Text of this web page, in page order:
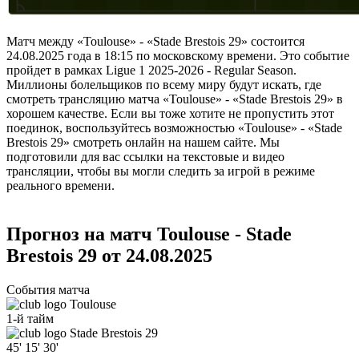
Матч между «Toulouse» - «Stade Brestois 29» состоится
24.08.2025 года в 18:15 по московскому времени. Это событие
пройдет в рамках Ligue 1 2025-2026 - Regular Season.
Миллионы болельщиков по всему миру будут искать, где
смотреть трансляцию матча «Toulouse» - «Stade Brestois 29» в
хорошем качестве. Если вы тоже хотите не пропустить этот
поединок, воспользуйтесь возможностью «Toulouse» - «Stade
Brestois 29» смотреть онлайн на нашем сайте. Мы
подготовили для вас ссылки на текстовые и видео
трансляции, чтобы вы могли следить за игрой в режиме
реального времени.
Прогноз на матч Toulouse - Stade
Brestois 29 от 24.08.2025
События матча
Toulouse
1-й тайм
Stade Brestois 29
45' 15' 30'